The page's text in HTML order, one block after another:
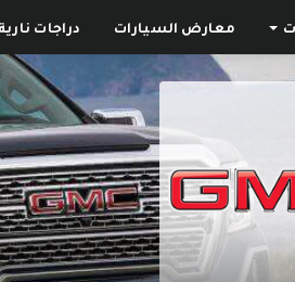
معارض السيارات دراجات نارية